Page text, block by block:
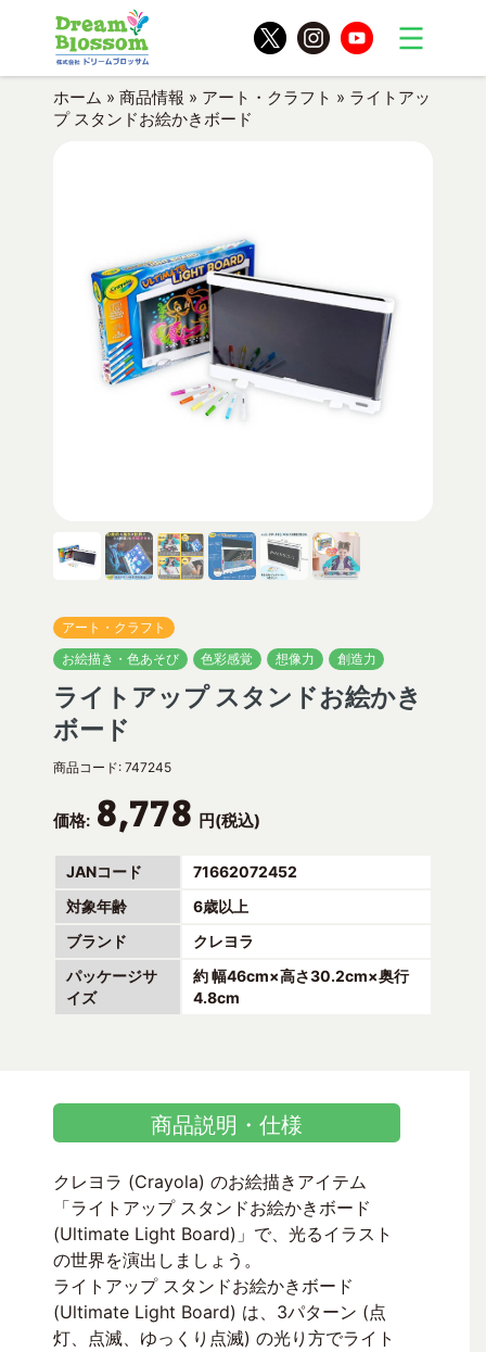
ホーム » 商品情報 » アート・クラフト » ライトアッ
プ スタンドお絵かきボード
アート・クラフト
お絵描き・色あそび
色彩感覚 想像力 創造力
ライトアップ スタンドお絵かき
ボード
商品コード: 747245
価格: 8,778 円(税込)
JANコード
71662072452
対象年齢
6歳以上
ブランド
クレヨラ
パッケージサ
イズ
約 幅46cm×高さ30.2cm×奥行
4.8cm
商品説明・仕様
クレヨラ (Crayola) のお絵描きアイテム
「ライトアップ スタンドお絵かきボード
(Ultimate Light Board)」で、光るイラスト
の世界を演出しましょう。
ライトアップ スタンドお絵かきボード
(Ultimate Light Board) は、3パターン (点
灯、点滅、ゆっくり点滅) の光り方でライト